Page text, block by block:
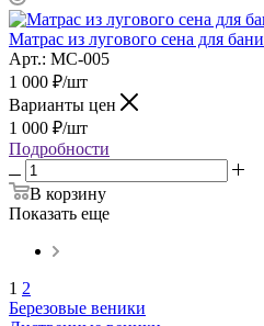
Матрас из лугового сена для бани
Арт.: МС-005
1 000 ₽/шт
Варианты цен
1 000 ₽/шт
Подробности
В корзину
Показать еще
1 2
Березовые веники